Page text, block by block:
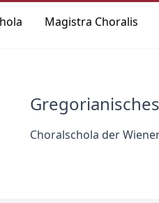
Magistra Choralis
Choralschola der